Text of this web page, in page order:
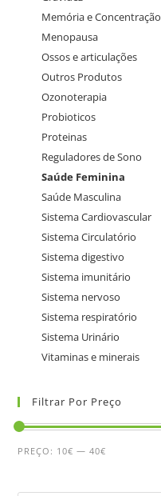
Memória e Concentração
Menopausa
Ossos e articulações
Outros Produtos
Ozonoterapia
Probioticos
Proteinas
Reguladores de Sono
Saúde Feminina
Saúde Masculina
Sistema Cardiovascular
Sistema Circulatório
Sistema digestivo
Sistema imunitário
Sistema nervoso
Sistema respiratório
Sistema Urinário
Vitaminas e minerais
Filtrar Por Preço
PREÇO: 10€ —40€